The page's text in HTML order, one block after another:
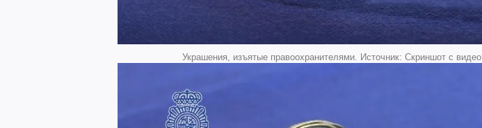
Украшения, изъятые правоохранителями. Источник: Скриншот с видео